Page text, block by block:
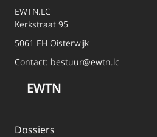
EWTN.LC
Kerkstraat 95
5061 EH Oisterwijk
Contact: bestuur@ewtn.lc
EWTN
Dossiers